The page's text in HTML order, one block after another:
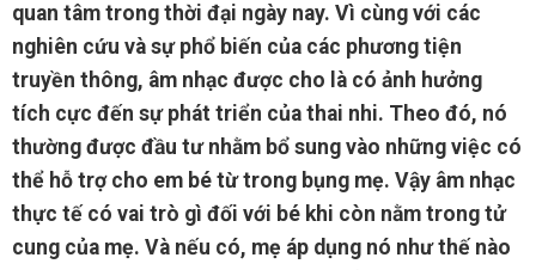
quan tâm trong thời đại ngày nay. Vì cùng với các
nghiên cứu và sự phổ biến của các phương tiện
truyền thông, âm nhạc được cho là có ảnh hưởng
tích cực đến sự phát triển của thai nhi. Theo đó, nó
thường được đầu tư nhằm bổ sung vào những việc có
thể hỗ trợ cho em bé từ trong bụng mẹ. Vậy âm nhạc
thực tế có vai trò gì đối với bé khi còn nằm trong tử
cung của mẹ. Và nếu có, mẹ áp dụng nó như thế nào